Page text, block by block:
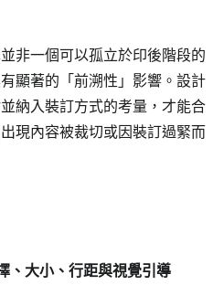
非一個可以孤立於印後階段的
顯著的「前溯性」影響。設計
納入裝訂方式的考量，才能合
現內容被裁切或因裝訂過緊而
、大小、行距與視覺引導